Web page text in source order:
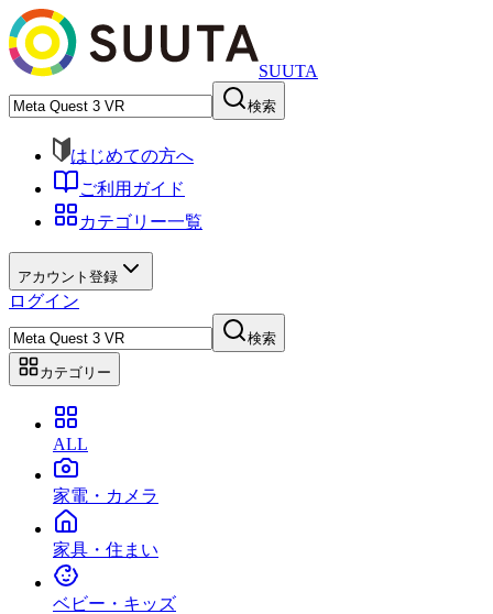
SUUTA
検索
はじめての方へ
ご利用ガイド
カテゴリー一覧
アカウント登録
ログイン
検索
カテゴリー
ALL
家電・カメラ
家具・住まい
ベビー・キッズ